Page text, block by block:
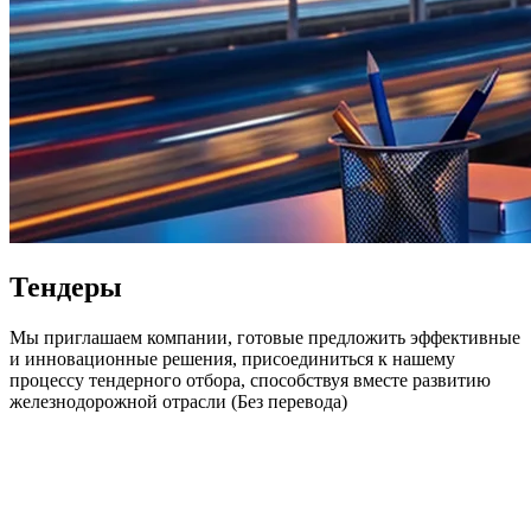
Тендеры
Мы приглашаем компании, готовые предложить эффективные
и инновационные решения, присоединиться к нашему
процессу тендерного отбора, способствуя вместе развитию
железнодорожной отрасли (Без перевода)